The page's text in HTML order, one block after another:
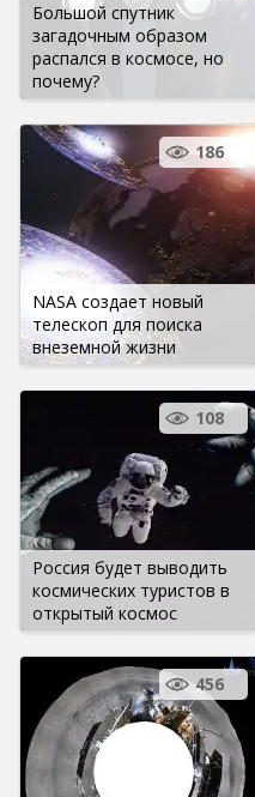
Большой спутник
загадочным образом
распался в космосе, но
почему?
NASA создает новый
телескоп для поиска
внеземной жизни
186
Россия будет выводить
космических туристов в
открытый космос
108
456